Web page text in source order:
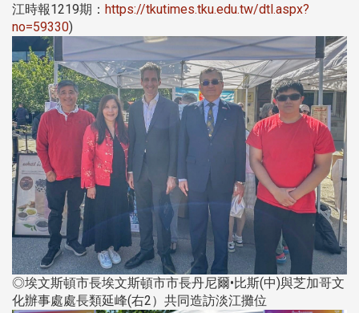
江時報1219期： https://tkutimes.tku.edu.tw/dtl.aspx?
no=59330)
◎埃文斯頓市長埃文斯頓市市長丹尼爾•比斯(中)與芝加哥文
化辦事處處長類延峰(右2）共同造訪淡江攤位